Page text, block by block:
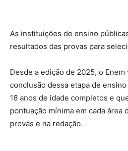
As instituições de ensino
resultados das provas para
Desde a edição de 2025, o
conclusão dessa etapa de
18 anos de idade completos e
pontuação mínima em cada área
provas e na redação.